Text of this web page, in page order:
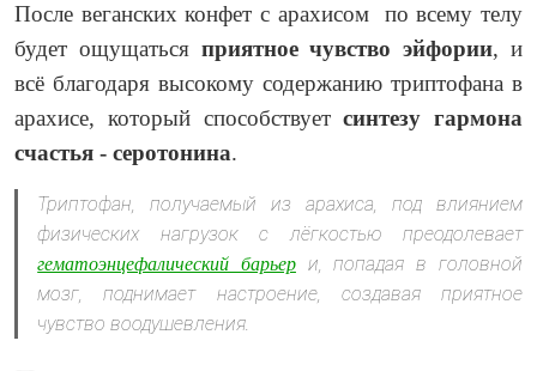
После веганских конфет с арахисом по всему телу
будет ощущаться приятное чувство эйфории, и
всё благодаря высокому содержанию триптофана в
арахисе, который способствуетсинтезу гармона
счастья - серотонина.
Триптофан, получаемый из арахиса, под влиянием
физических нагрузок с лёгкостью преодолевает
гематоэнцефалический барьери, попадая в головной
мозг, поднимает настроение, создавая приятное
чувство воодушевления.